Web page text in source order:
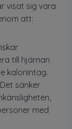
visat sig vara
att:
till hjärnan
kaloriintag.
Det sänker
med